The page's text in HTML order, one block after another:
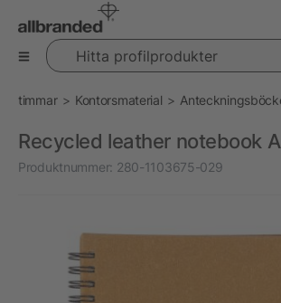
Hitta profilprodukter
timmar Kontorsmaterial
Recycled leather notebook
Produktnummer: 280-1103675-029